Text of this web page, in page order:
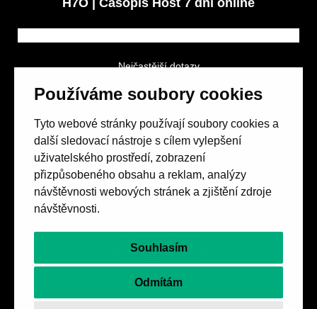
Používáme soubory cookies
Tyto webové stránky používají soubory cookies a
další sledovací nástroje s cílem vylepšení
uživatelského prostředí, zobrazení
přizpůsobeného obsahu a reklam, analýzy
návštěvnosti webových stránek a zjištění zdroje
návštěvnosti.
Souhlasím
Odmítám
H7O | Časopis Host 7 dní online
Nejčastější dotazy
Obchodní podmínky
Spolek přátel vydávání
657 42 Brno-střed
objednavky@casopishost.cz
+420 775 995 695
Revue Host vychází s laskavou finanční podporou